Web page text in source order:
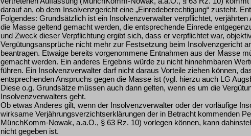
darauf an, ob dem Insolvenzgericht eine „Einredeberechtigung“ zusteht.
Folgendes: Grundsätzlich ist ein Insolvenzverwalter verpflichtet, verjährten
die Masse geltend gemacht werden, die entsprechende Einrede
und Zweck dieser Verpflichtung ergibt sich, dass er verpflichtet war,
Vergütungsansprüche nicht mehr zur Festsetzung beim Insolvenzgericht
beantragen. Etwaige bereits vorgenommene Entnahmen aus der Masse
gemacht werden. Ein anderes Ergebnis würde zu nicht hinnehmbaren
führen. Ein Insolvenzverwalter darf nicht daraus Vorteile ziehen können,
entsprechenden Anspruchs gegen die Masse ist (vgl. hierzu auch LG
Diese o.g. Grundsätze müssen auch dann gelten, wenn es um die
Insolvenzverwalters geht.
Ob etwas Anderes gilt, wenn der Insolvenzverwalter oder der vorläufige
wirksame Verjährungsverzichtserklärungen der in Betracht kommenden
MünchKomm-Nowak, a.a.O., § 63 Rz. 10) vorlegen können, kann
nicht gegeben ist.